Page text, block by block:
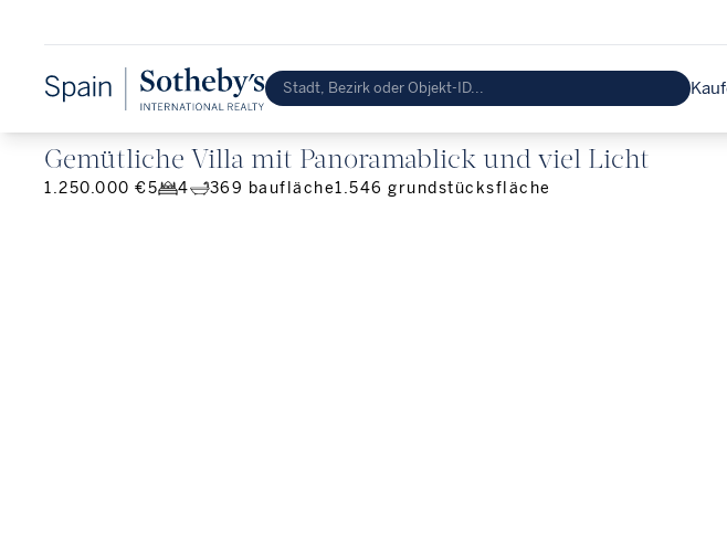
Gemütliche Villa mit Panoramablick und viel Licht
1.250.000 €5 4 369 baufläche1.546 grundstücksfläche